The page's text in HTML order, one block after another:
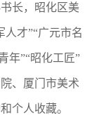
长，昭化区美
才”“广元市名
年”“昭化工匠”
、厦门市美术
个人收藏。